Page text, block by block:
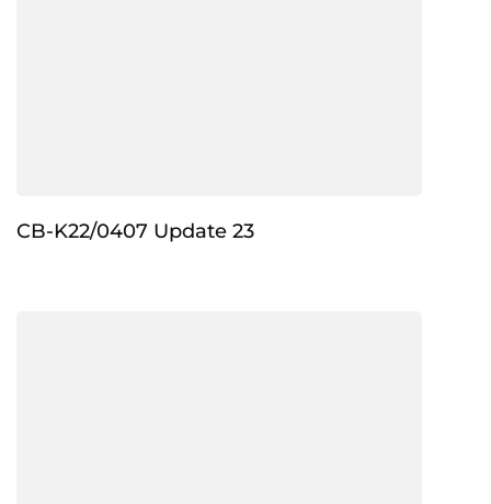
CB-K22/0407 Update 23